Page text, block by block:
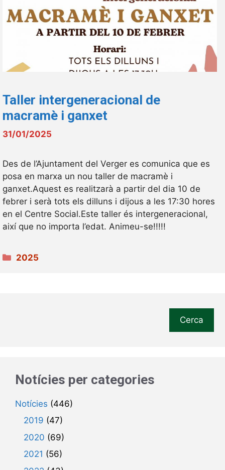
Taller intergeneracional de
macramè i ganxet
31/01/2025
Des de l’Ajuntament del Verger es comunica que es
posa en marxa un nou taller de macramè i
ganxet.Aquest es realitzarà a partir del dia 10 de
febrer i serà tots els dilluns i dijous a les 17:30 hores
en el Centre Social.Este taller és intergeneracional,
així que no importa l’edat. Animeu-se!!!!!
Categories
2025
Cerca
Notícies per categories
Notícies (446)
2019 (47)
2020 (69)
2021 (56)